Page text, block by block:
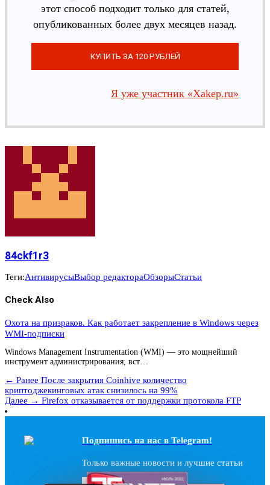
этот способ подходит только для статей,
опубликованных более двух месяцев назад.
Я уже участник «Xakep.ru»
84ckf1r3
Теги:АнтивирусыВыбор редактораОбзорыСтатьи
Check Also
Охота на призраков. Как работает закрепление в Windows через
WMI-подписки
Windows Management Instrumentation (WMI) — это мощнейший
инструмент администрирования, вст…
← Ранее После закрытия Coinhive количество
криптоджекинговых атак снизилось на 99%
Далее → Firefox отказывается от поддержки протокола FTP
Подпишись на наc в Telegram!
Только важные новости и лучшие статьи